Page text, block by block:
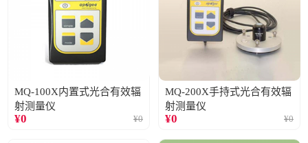
MQ-100X内置式光合有效辐
射测量仪
¥0 ¥0
MQ-200X手持式光合有效辐
射测量仪
¥0 ¥0